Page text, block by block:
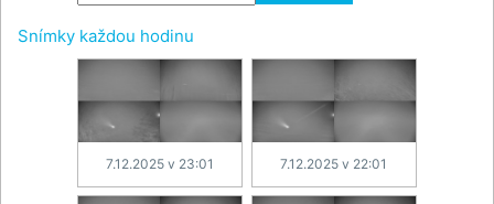
Snímky každou hodinu
7.12.2025 v 23:01 7.12.2025 v 22:01